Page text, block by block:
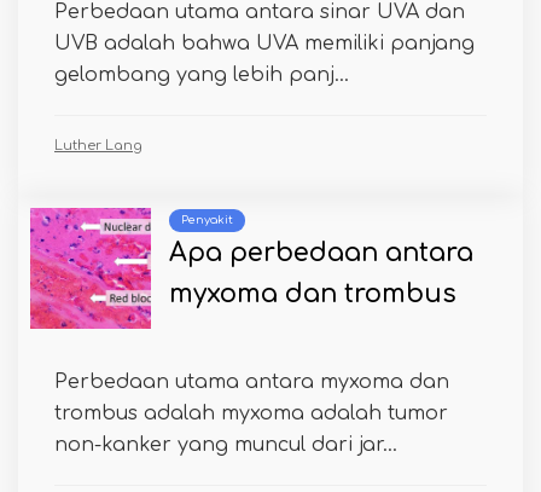
Perbedaan utama antara sinar UVA dan
UVB adalah bahwa UVA memiliki panjang
gelombang yang lebih panj...
Luther Lang
Penyakit
Apa perbedaan antara
myxoma dan trombus
Perbedaan utama antara myxoma dan
trombus adalah myxoma adalah tumor
non-kanker yang muncul dari jar...